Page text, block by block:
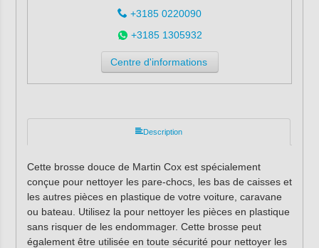
+3185 0220090
+3185 1305932
Centre d'informations
Description
Cette brosse douce de Martin Cox est spécialement
conçue pour nettoyer les pare-chocs, les bas de caisses et
les autres pièces en plastique de votre voiture, caravane
ou bateau. Utilisez la pour nettoyer les pièces en plastique
sans risquer de les endommager. Cette brosse peut
également être utilisée en toute sécurité pour nettoyer les